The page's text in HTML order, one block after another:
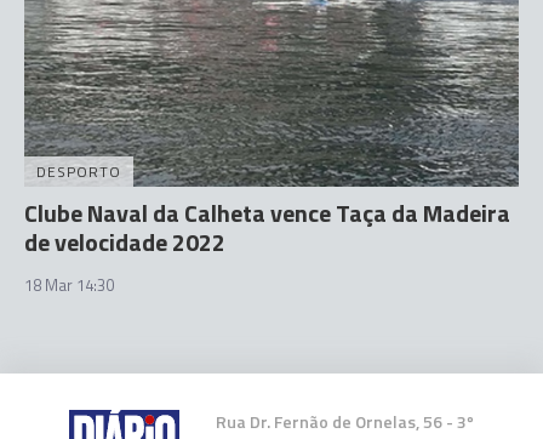
DESPORTO
Clube Naval da Calheta vence Taça da Madeira
de velocidade 2022
18 Mar 14:30
Rua Dr. Fernão de Ornelas, 56 - 3º